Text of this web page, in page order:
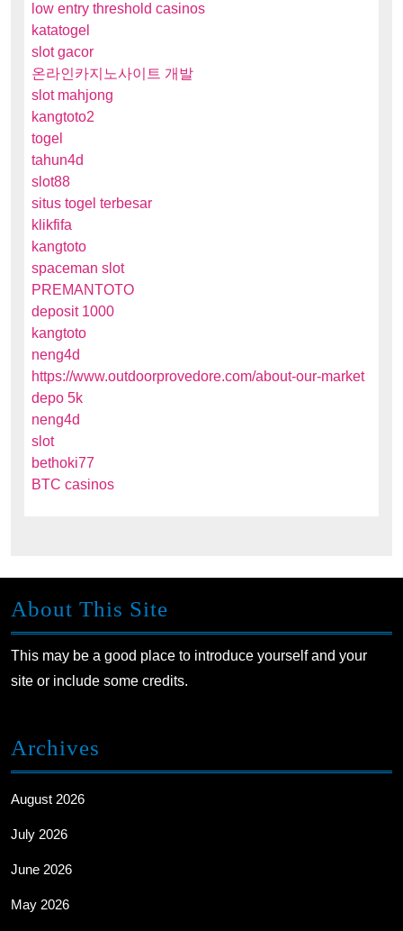
low entry threshold casinos
katatogel
slot gacor
온라인카지노사이트 개발
slot mahjong
kangtoto2
togel
tahun4d
slot88
situs togel terbesar
klikfifa
kangtoto
spaceman slot
PREMANTOTO
deposit 1000
kangtoto
neng4d
https://www.outdoorprovedore.com/about-our-market
depo 5k
neng4d
slot
bethoki77
BTC casinos
About This Site
This may be a good place to introduce yourself and your
site or include some credits.
Archives
August 2026
July 2026
June 2026
May 2026